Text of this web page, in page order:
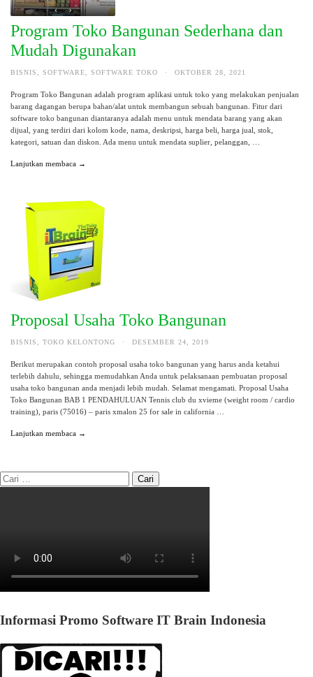
Program Toko Bangunan Sederhana dan
Mudah Digunakan
BISNIS, SOFTWARE, SOFTWARE TOKO · OKTOBER 28, 2021
Program Toko Bangunan adalah program aplikasi untuk toko yang melakukan penjualan
barang dagangan berupa bahan/alat untuk membangun sebuah bangunan. Fitur dari
software toko bangunan diantaranya adalah menu untuk mendata barang yang akan
dijual, yang terdiri dari kolom kode, nama, deskripsi, harga beli, harga jual, stok,
kategori, satuan dan diskon. Ada menu untuk mendata suplier, pelanggan, …
Lanjutkan membaca →
Proposal Usaha Toko Bangunan
BISNIS TOKO KELONTONG · DESEMBER 24, 2019
Berikut merupakan contoh proposal usaha toko bangunan yang harus anda ketahui
terlebih dahulu, sehingga memudahkan Anda untuk pelaksanaan pembuatan proposal
usaha toko bangunan anda menjadi lebih mudah. Selamat mengamati. Proposal Usaha
Toko Bangunan BAB 1 PENDAHULUAN Tennis club du xvieme (weight room / cardio
training), paris (75016) – paris xmalon 25 for sale in california …
Lanjutkan membaca →
Informasi Promo Software IT Brain Indonesia